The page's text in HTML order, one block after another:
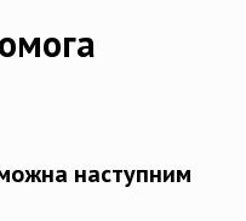
наступним